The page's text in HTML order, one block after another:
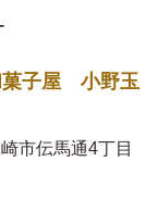
菓子屋 小野玉
市伝馬通4丁目